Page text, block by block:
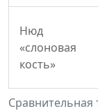
Сравнительная
Нюд
«слоновая
кость»